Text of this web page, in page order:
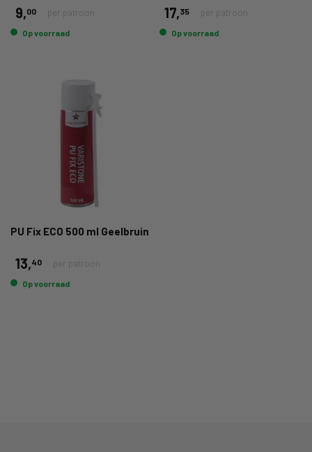
9,00 per patroon
Op voorraad
17,35 per patroon
Op voorraad
PU Fix ECO 500 ml Geelbruin
13,40 per patroon
Op voorraad